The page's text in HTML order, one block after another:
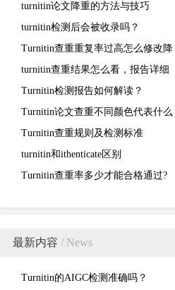
turnitin论文降重的方法与技巧
turnitin检测后会被收录吗？
Turnitin查重重复率过高怎么修改降
低
turnitin查重结果怎么看，报告详细
解读来了！
Turnitin检测报告如何解读？
Turnitin论文查重不同颜色代表什么
Turnitin查重规则及检测标准
turnitin和ithenticate区别
Turnitin查重率多少才能合格通过?
最新内容 / News
Turnitin的AIGC检测准确吗？